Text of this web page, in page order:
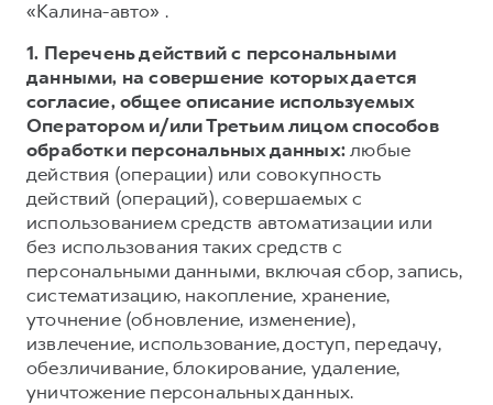
АКСЕССУАРЫ HAVAL
Автомобильные аксессуары
Коллекция CITY
Коллекция Базовая
Коллекция Детская
Автомобильные аксессуары
Коллекция CITY
Коллекция Базовая
Коллекция Детская
«Калина-авто» .
1. Перечень действий с персональными
данными, на совершение которых дается
согласие, общее описание используемых
Оператором и/или Третьим лицом способов
обработки персональных данных:любые
действия (операции) или совокупность
действий (операций), совершаемых с
использованием средств автоматизации или
без использования таких средств с
персональными данными, включая сбор, запись,
систематизацию, накопление, хранение,
уточнение (обновление, изменение),
извлечение, использование, доступ, передачу,
обезличивание, блокирование, удаление,
уничтожение персональных данных.